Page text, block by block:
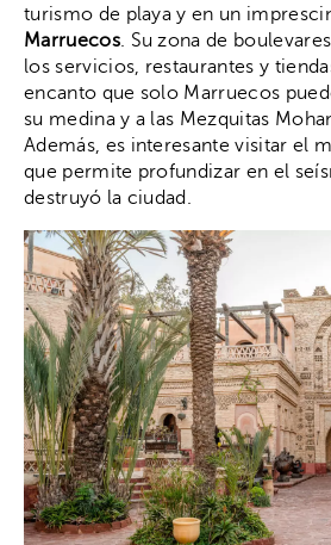
turismo de playa y en un
Marruecos. Su zona de
los servicios, restaurantes y
encanto que solo Marruecos
su medina y a las Mezquitas
Además, es interesante visitar el
que permite profundizar en el
destruyó la ciudad.